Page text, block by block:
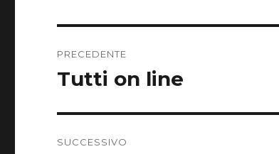
articoli
PRECEDENTE
Articolo
Tutti on line
SUCCESSIVO